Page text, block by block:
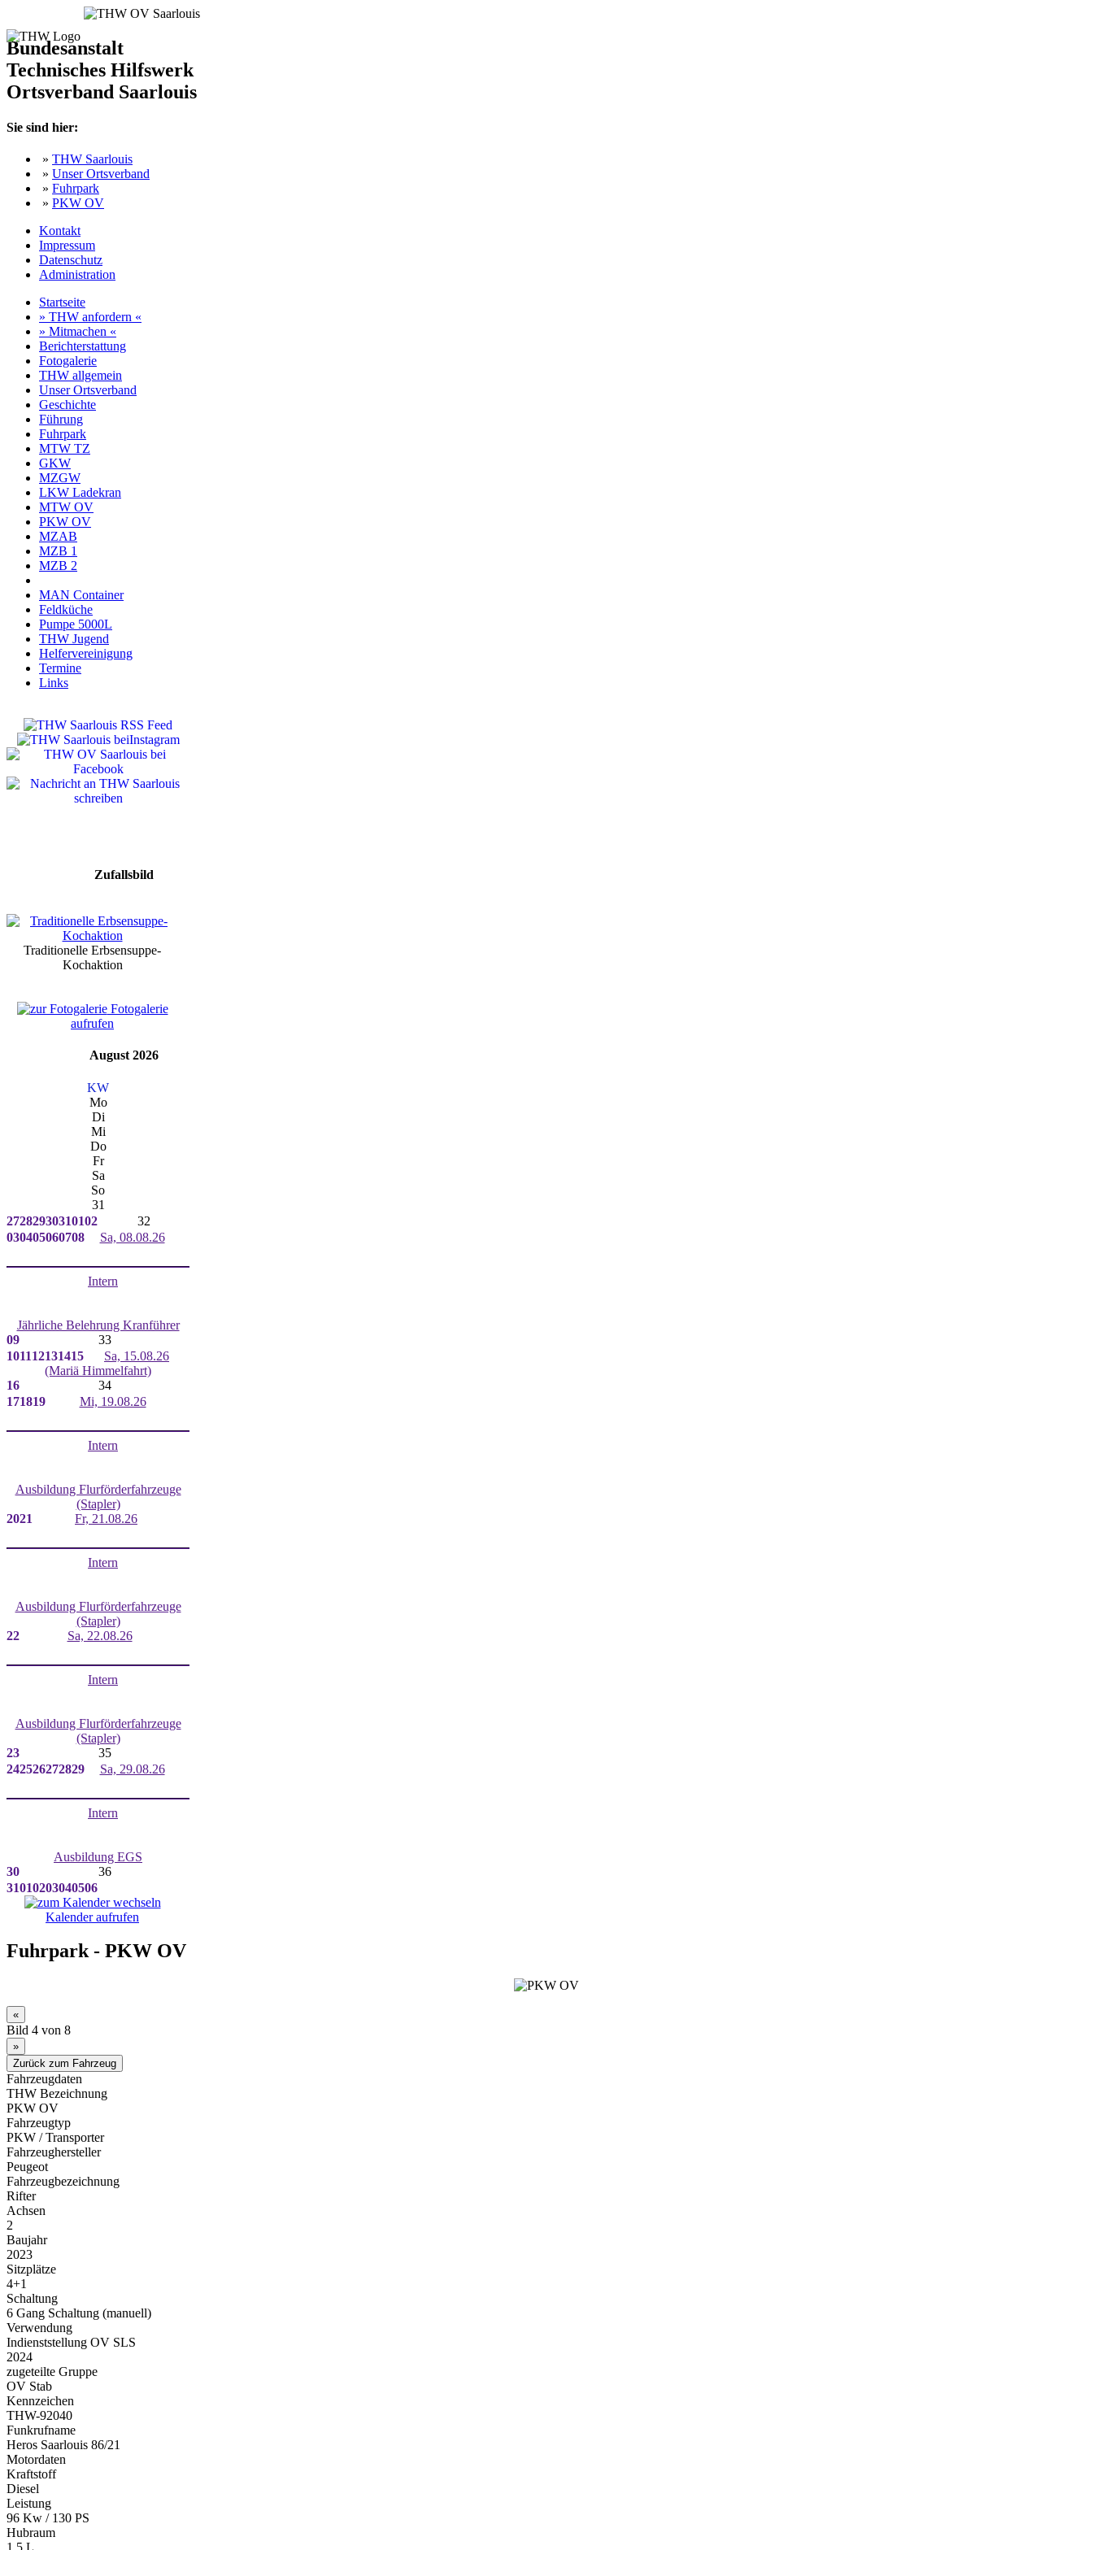
Bundesanstalt
Technisches Hilfswerk
Ortsverband Saarlouis
Sie sind hier:
» THW Saarlouis
» Unser Ortsverband
» Fuhrpark
» PKW OV
Kontakt
Impressum
Datenschutz
Administration
Startseite
» THW anfordern «
» Mitmachen «
Berichterstattung
Fotogalerie
THW allgemein
Unser Ortsverband
Geschichte
Führung
Fuhrpark
MTW TZ
GKW
MZGW
LKW Ladekran
MTW OV
PKW OV
MZAB
MZB 1
MZB 2
MAN Container
Feldküche
Pumpe 5000L
THW Jugend
Helfervereinigung
Termine
Links
Zufallsbild
Traditionelle Erbsensuppe-
Kochaktion
Fotogalerie
aufrufen
August 2026
KW
Mo
Di
Mi
Do
Fr
Sa
So
31
27282930310102
32
030405060708 Sa, 08.08.26
Intern
Jährliche Belehrung Kranführer
09
33
101112131415
Sa, 15.08.26
(Mariä Himmelfahrt)
16
34
171819 Mi, 19.08.26
Intern
Ausbildung Flurförderfahrzeuge
(Stapler)
2021 Fr, 21.08.26
Intern
Ausbildung Flurförderfahrzeuge
(Stapler)
22
Sa, 22.08.26
Intern
Ausbildung Flurförderfahrzeuge
(Stapler)
23
35
242526272829 Sa, 29.08.26
Intern
Ausbildung EGS
30
36
31010203040506
Kalender aufrufen
Fuhrpark - PKW OV
Bild 4 von 8
Fahrzeugdaten
THW Bezeichnung
PKW OV
Fahrzeugtyp
PKW / Transporter
Fahrzeughersteller
Peugeot
Fahrzeugbezeichnung
Rifter
Achsen
2
Baujahr
2023
Sitzplätze
4+1
Schaltung
6 Gang Schaltung (manuell)
Verwendung
Indienststellung OV SLS
2024
zugeteilte Gruppe
OV Stab
Kennzeichen
THW-92040
Funkrufname
Heros Saarlouis 86/21
Motordaten
Kraftstoff
Diesel
Leistung
96 Kw / 130 PS
Hubraum